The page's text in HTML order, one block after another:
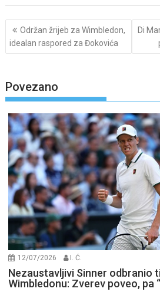
Post
navigation
Održan žrijeb za Wimbledon,
idealan raspored za Đokovića
Di
Povezano
12/07/2026 I. Ć.
Nezaustavljivi Sinner odbranio
Wimbledonu: Zverev poveo, pa